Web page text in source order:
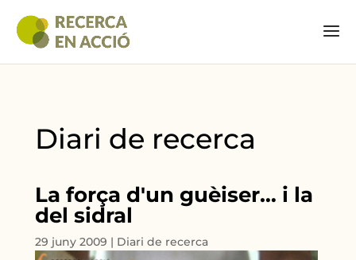
Diari de recerca
La força d'un guèiser… i la
del sidral
29 juny 2009 | Diari de recerca